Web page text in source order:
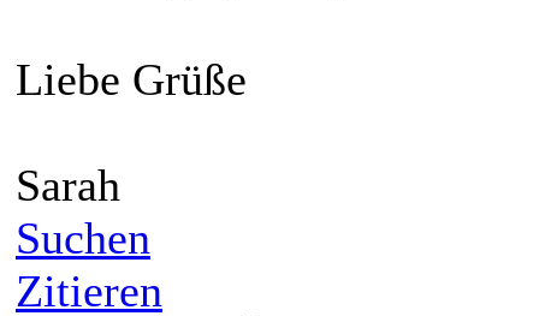
Liebe Grüße
Sarah
Suchen
Zitieren